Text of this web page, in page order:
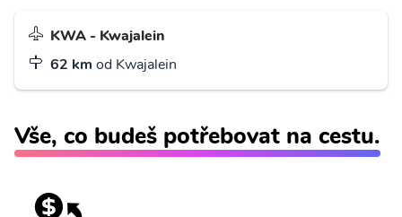
KWA - Kwajalein
62 km od Kwajalein
Vše, co budeš potřebovat na cestu.